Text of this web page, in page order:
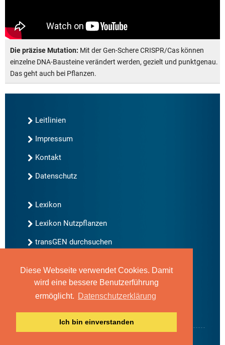
Diese Webseite verwendet Cookies. Damit
wird eine bessere Benutzerführung
ermöglicht. Datenschutzerklärung
Ich bin einverstanden
Die präzise Mutation: Mit der Gen-Schere CRISPR/Cas können
einzelne DNA-Bausteine verändert werden, gezielt und punktgenau.
Das geht auch bei Pflanzen.
Leitlinien
Impressum
Kontakt
Datenschutz
Lexikon
Lexikon Nutzpflanzen
transGEN durchsuchen
Neu bei transGEN